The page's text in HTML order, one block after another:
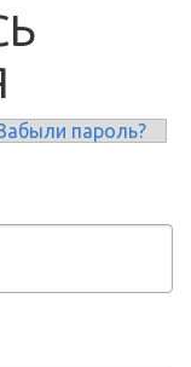
вкладка)
пароль?